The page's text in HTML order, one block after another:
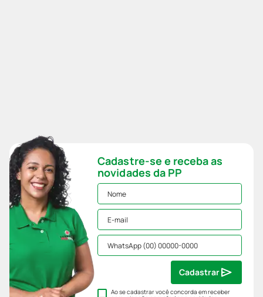
Cadastre-se e receba as
novidades da PP
Ao se cadastrar você concorda em receber
Cadastrar